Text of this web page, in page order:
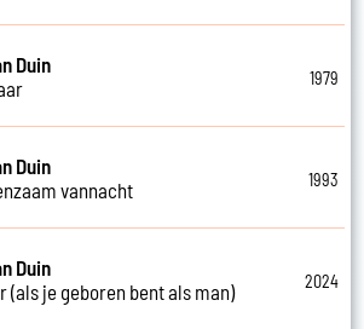
Duin
1979
Duin
vannacht
1993
Duin
(als je geboren bent als man)
2024